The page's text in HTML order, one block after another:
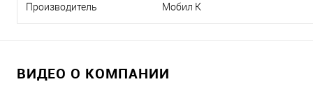
Производитель Мобил К
ВИДЕО О КОМПАНИИ